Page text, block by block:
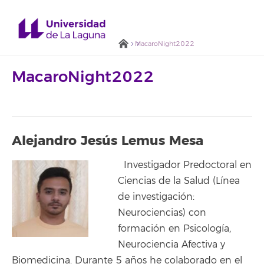
MacaroNight2022
MacaroNight2022
Alejandro Jesús Lemus Mesa
Investigador Predoctoral en
Ciencias de la Salud (Línea
de investigación:
Neurociencias) con
formación en Psicología,
Neurociencia Afectiva y
Biomedicina. Durante 5 años he colaborado en el